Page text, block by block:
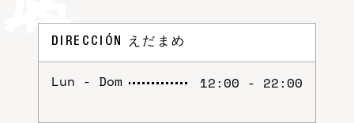
DIRECCIÓN えだまめ
Lun - Dom 12:00 - 22:00